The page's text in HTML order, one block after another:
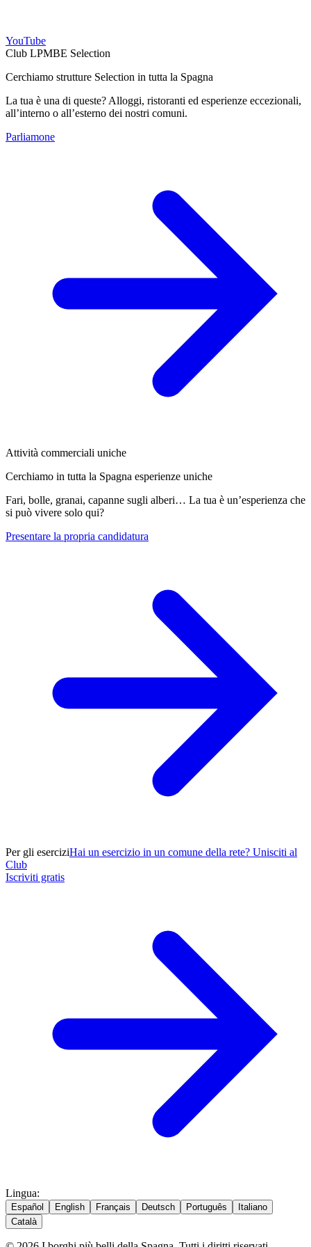
YouTube
Club LPMBE Selection
Cerchiamo strutture Selection in tutta la Spagna
La tua è una di queste? Alloggi, ristoranti ed esperienze eccezionali,
all’interno o all’esterno dei nostri comuni.
Parliamone
Attività commerciali uniche
Cerchiamo in tutta la Spagna esperienze uniche
Fari, bolle, granai, capanne sugli alberi… La tua è un’esperienza che
si può vivere solo qui?
Presentare la propria candidatura
Per gli eserciziHai un esercizio in un comune della rete? Unisciti al
Club
Iscriviti gratis
Lingua:
Español English Français Deutsch Português
Italiano
Català